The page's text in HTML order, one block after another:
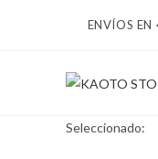
ENVÍOS
Seleccionado: